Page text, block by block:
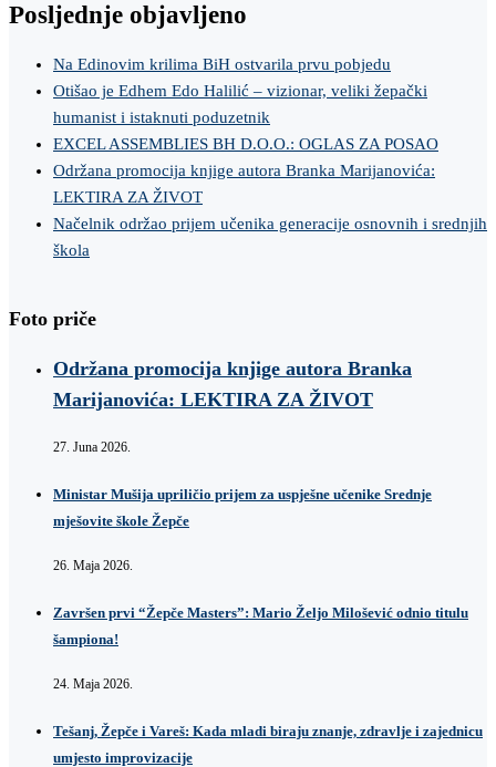
Posljednje objavljeno
Na Edinovim krilima BiH ostvarila prvu pobjedu
Otišao je Edhem Edo Halilić – vizionar, veliki žepački
humanist i istaknuti poduzetnik
EXCEL ASSEMBLIES BH D.O.O.: OGLAS ZA POSAO
Održana promocija knjige autora Branka Marijanovića:
LEKTIRA ZA ŽIVOT
Načelnik održao prijem učenika generacije osnovnih i srednjih
škola
Foto priče
Održana promocija knjige autora Branka
Marijanovića: LEKTIRA ZA ŽIVOT
27. Juna 2026.
Ministar Mušija upriličio prijem za uspješne učenike Srednje
mješovite škole Žepče
26. Maja 2026.
Završen prvi “Žepče Masters”: Mario Željo Milošević odnio titulu
šampiona!
24. Maja 2026.
Tešanj, Žepče i Vareš: Kada mladi biraju znanje, zdravlje i zajednicu
umjesto improvizacije